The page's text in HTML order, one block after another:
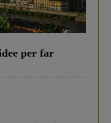
per far